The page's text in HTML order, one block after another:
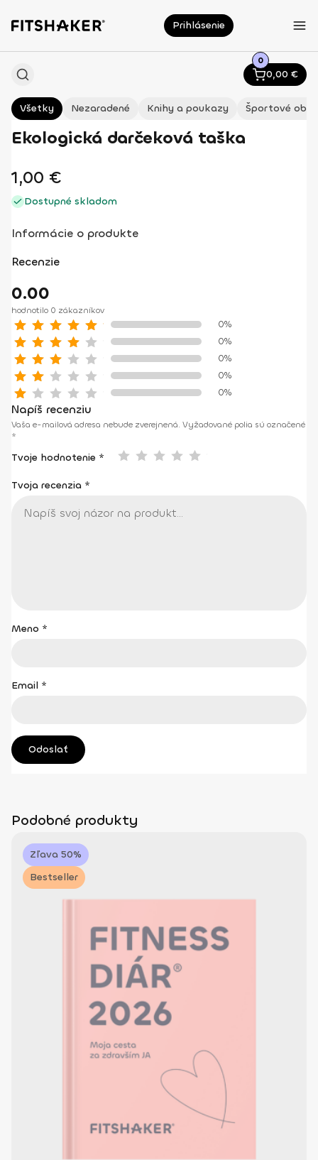
Prihlásenie
0
0,00 €
Všetky Nezaradené Knihy a poukazy Športové
Ekologická darčeková taška
1,00 €
Dostupné skladom
Informácie o produkte
Recenzie
0.00
hodnotilo 0 zákazníkov
0%
0%
0%
0%
0%
Napíš recenziu
Vaša e-mailová adresa nebude zverejnená. Vyžadované polia sú označené
*
Tvoje hodnotenie *
Tvoja recenzia *
Meno *
Email *
Podobné produkty
Zľava 50%
Bestseller